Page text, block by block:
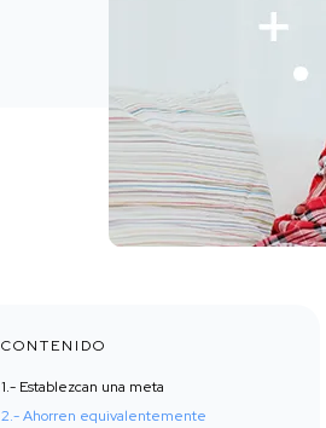
CONTENIDO
1.- Establezcan una meta
2.- Ahorren equivalentemente